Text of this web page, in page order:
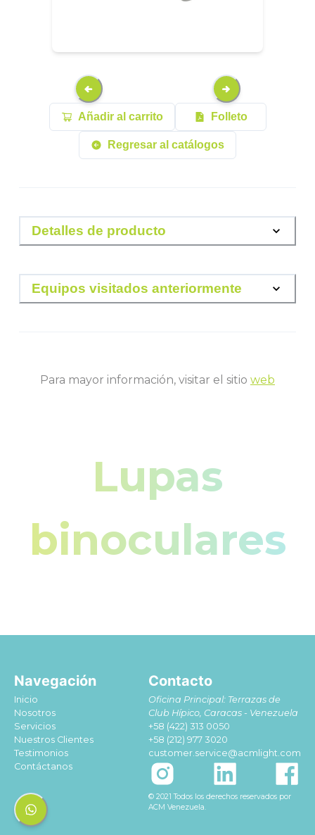
Añadir al carrito Folleto
Regresar al catálogos
Detalles de producto
Equipos visitados anteriormente
Para mayor información, visitar el sitio web
Lupas
binoculares
Navegación
Inicio
Nosotros
Servicios
Nuestros Clientes
Testimonios
Contáctanos
Contacto
Oficina Principal: Terrazas de
Club Hípico, Caracas - Venezuela
+58 (422) 313 0050
+58 (212) 977 3020
customer.service@acmlight.com
© 2021 Todos los derechos reservados por
ACM Venezuela.